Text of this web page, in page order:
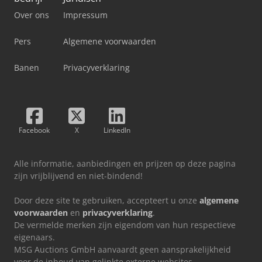
Over ons
Pers
Banen
Impressum
Algemene voorwaarden
Privacyverklaring
Facebook X LinkedIn
Alle informatie, aanbiedingen en prijzen op deze pagina
zijn vrijblijvend en niet-bindend!
Door deze site te gebruiken, accepteert u onze algemene
voorwaarden en privacyverklaring.
De vermelde merken zijn eigendom van hun respectieve
eigenaars.
MSG Auctions GmbH aanvaardt geen aansprakelijkheid